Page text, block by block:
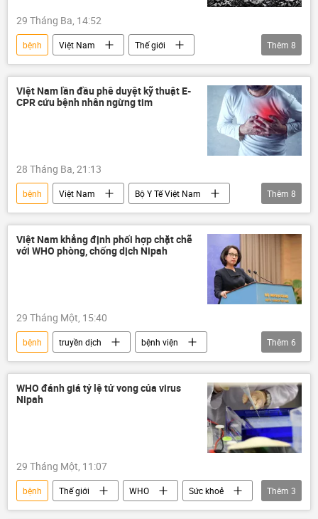
29 Tháng Ba, 14:52
bệnh Việt Nam
Thế giới
Chính trị
y tế
Bộ Y Tế Việt Nam
WHO
Covid-19 tại Việt Nam
Ảnh hưởng về kinh tế-xã hội của đại dịch COVID-19
Thêm 8
Việt Nam lần đầu phê duyệt kỹ thuật E-
CPR cứu bệnh nhân ngừng tim
28 Tháng Ba, 21:13
bệnh Việt Nam
Bộ Y Tế Việt Nam
Chính trị
bệnh viện
bệnh nhân
trái tim
y tế
bác sĩ
chữa bệnh
Gia Định
Thêm 8
Việt Nam khẳng định phối hợp chặt chẽ
với WHO phòng, chống dịch Nipah
29 Tháng Một, 15:40
bệnh truyền dịch
bệnh viện
chữa bệnh
virus
Việt Nam
Bộ Ngoại giao Việt Nam
thông tin
họp báo
Thêm 6
WHO đánh giá tỷ lệ tử vong của virus
Nipah
29 Tháng Một, 11:07
bệnh Thế giới WHO
Sức khoẻ
Ấn Độ
virus Xã hội
Thêm 3